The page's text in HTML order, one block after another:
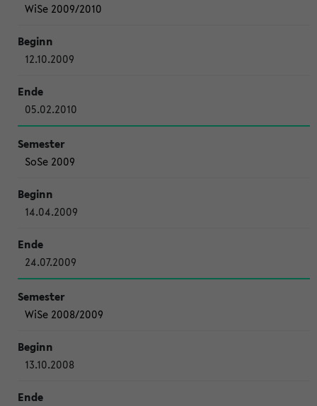
WiSe 2009/2010
12.10.2009
05.02.2010
SoSe 2009
14.04.2009
24.07.2009
WiSe 2008/2009
13.10.2008